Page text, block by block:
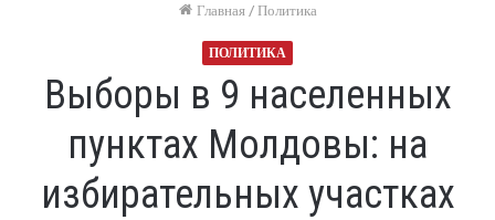
Главная / Политика
ПОЛИТИКА
Выборы в 9 населенных
пунктах Молдовы: на
избирательных участках